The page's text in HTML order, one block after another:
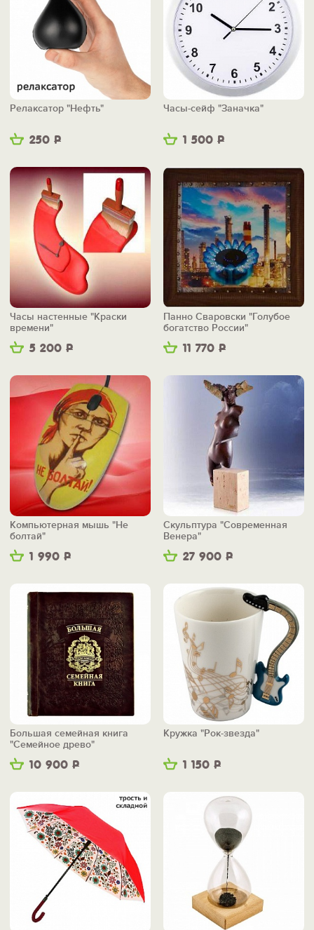
250 Р
Релаксатор "Нефть"
1 500 Р
Часы-сейф "Заначка"
5 200 Р
Часы настенные "Краски
времени"
11 770 Р
Панно Сваровски "Голубое
богатство России"
1 990 Р
Компьютерная мышь "Не
болтай"
27 900 Р
Скульптура "Современная
Венера"
10 900 Р
Большая семейная книга
"Семейное древо"
1 150 Р
Кружка "Рок-звезда"